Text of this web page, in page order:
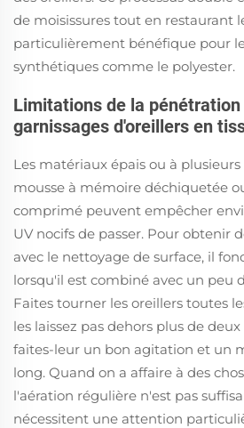
de moisissures tout en restaurant
particulièrement bénéfique pour
synthétiques comme le polyester.
Limitations de la pénétration
garnissages d'oreillers en
Les matériaux épais ou à
mousse à mémoire déchiquetée
comprimé peuvent empêcher
UV nocifs de passer. Pour obtenir
avec le nettoyage de surface, il
lorsqu'il est combiné avec un peu
Faites tourner les oreillers toutes
les laissez pas dehors plus de
faites-leur un bon agitation et un
long. Quand on a affaire à des
l'aération régulière n'est pas
nécessitent une attention